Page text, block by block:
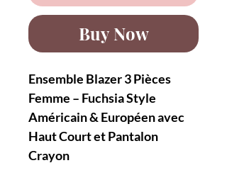
Buy Now
Ensemble Blazer 3 Pièces
Femme – Fuchsia Style
Américain & Européen avec
Haut Court et Pantalon
Crayon